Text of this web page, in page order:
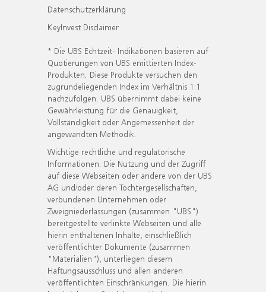
Datenschutzerklärung
KeyInvest Disclaimer
* Die UBS Echtzeit- Indikationen basieren auf
Quotierungen von UBS emittierten Index-
Produkten. Diese Produkte versuchen den
zugrundeliegenden Index im Verhältnis 1:1
nachzufolgen. UBS übernimmt dabei keine
Gewährleistung für die Genauigkeit,
Vollständigkeit oder Angemessenheit der
angewandten Methodik.
Wichtige rechtliche und regulatorische
Informationen. Die Nutzung und der Zugriff
auf diese Webseiten oder andere von der UBS
AG und/oder deren Tochtergesellschaften,
verbundenen Unternehmen oder
Zweigniederlassungen (zusammen "UBS")
bereitgestellte verlinkte Webseiten und alle
hierin enthaltenen Inhalte, einschließlich
veröffentlichter Dokumente (zusammen
"Materialien"), unterliegen diesem
Haftungsausschluss und allen anderen
veröffentlichten Einschränkungen. Die hierin